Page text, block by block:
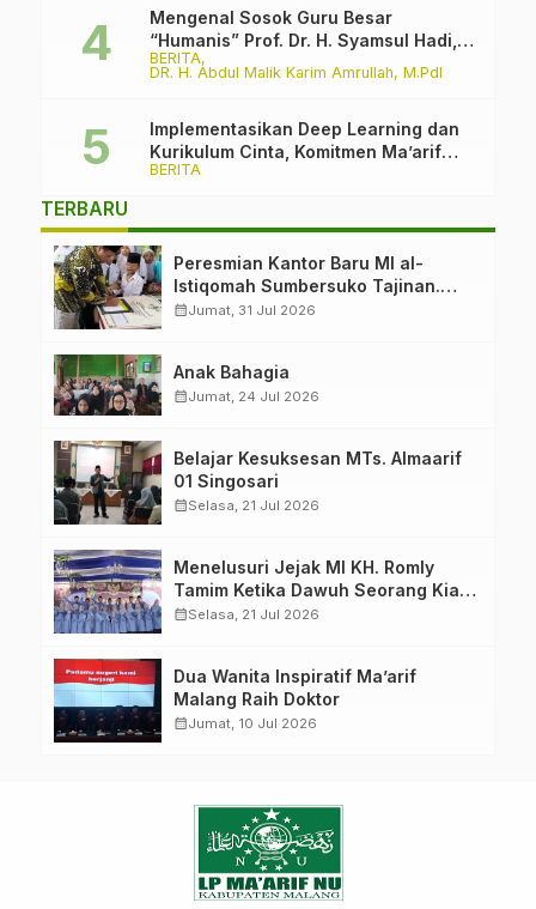
BERITA
DR. H. Abdul Malik Karim Amrullah, M.PdI
Mengenal Sosok Guru Besar
“Humanis” Prof. Dr. H. Syamsul Hadi,
M.Pd., M.Ed.
BERITA
Implementasikan Deep Learning dan
Kurikulum Cinta, Komitmen Ma’arif
PCNU Kabupaten Malang Melawan
TERBARU
Peresmian Kantor Baru MI al-
Istiqomah Sumbersuko Tajinan.
Ketua LP Ma’arif PCNU Malang
calendar_monthJumat, 31 Jul 2026
Anak Bahagia
calendar_monthJumat, 24 Jul 2026
Belajar Kesuksesan MTs. Almaarif
01 Singosari
calendar_monthSelasa, 21 Jul 2026
Menelusuri Jejak MI KH. Romly
Tamim Ketika Dawuh Seorang Kiai
Menjelma Menjadi Mercusuar
calendar_monthSelasa, 21 Jul 2026
Dua Wanita Inspiratif Ma’arif
Malang Raih Doktor
calendar_monthJumat, 10 Jul 2026